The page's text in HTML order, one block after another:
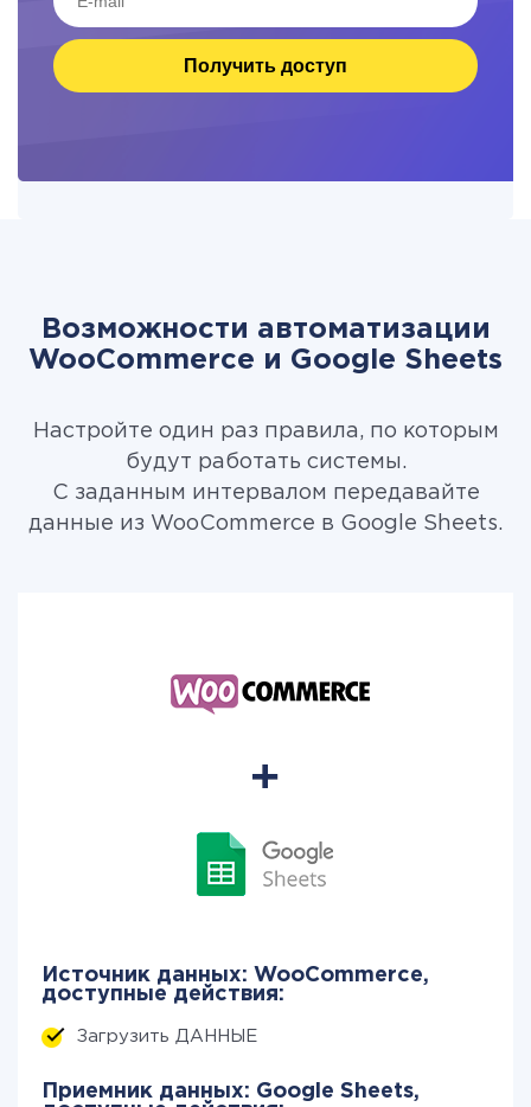
Получить доступ
Возможности автоматизации
WooCommerce и Google Sheets
Настройте один раз правила, по которым
будут работать системы.
С заданным интервалом передавайте
данные из WooCommerce в Google Sheets.
Источник данных: WooCommerce,
доступные действия:
Загрузить ДАННЫЕ
Приемник данных: Google Sheets,